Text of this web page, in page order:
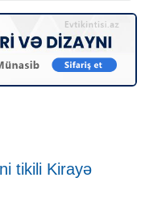
tikili Kirayə